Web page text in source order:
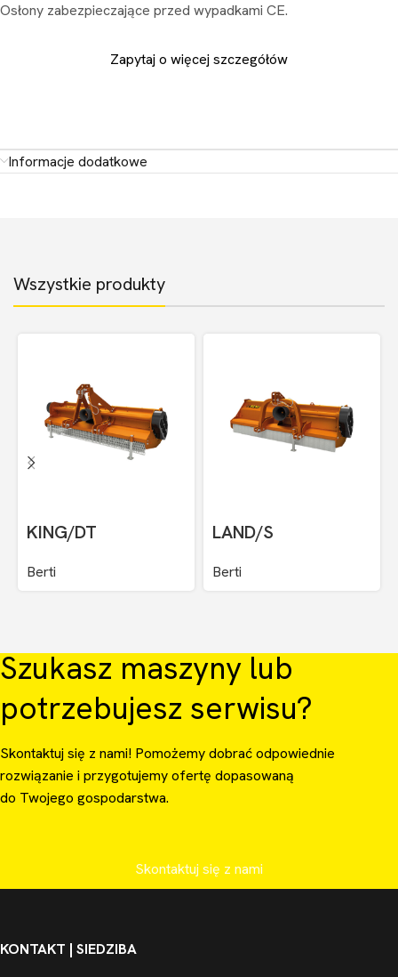
Osłony zabezpieczające przed wypadkami CE.
Zapytaj o więcej szczegółów
Informacje dodatkowe
Wszystkie produkty
KING/DT
Berti
LAND/S
Berti
Szukasz maszyny lub
potrzebujesz serwisu?
Skontaktuj się z nami! Pomożemy dobrać odpowiednie
rozwiązanie i przygotujemy ofertę dopasowaną
do Twojego gospodarstwa.
Skontaktuj się z nami
KONTAKT | SIEDZIBA